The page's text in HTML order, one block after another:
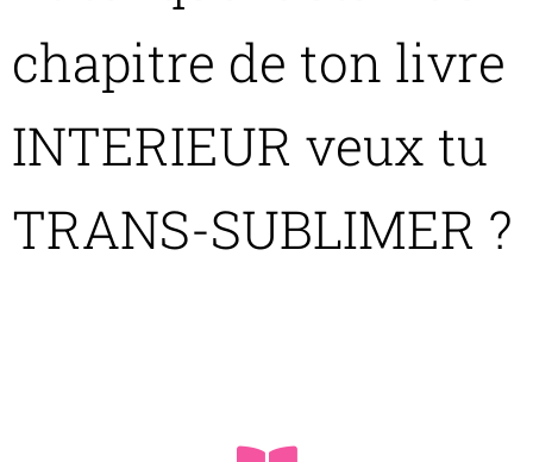
chapitre de ton livre
INTERIEUR veux tu
TRANS-SUBLIMER ?